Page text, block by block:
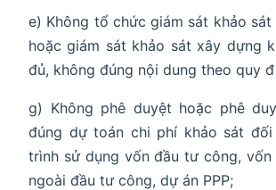
e) Không tổ chức giám sát khảo
hoặc giám sát khảo sát xây dựng
đủ, không đúng nội dung theo quy
g) Không phê duyệt hoặc phê
đúng dự toán chi phí khảo sát
trình sử dụng vốn đầu tư công, vốn
ngoài đầu tư công, dự án PPP;